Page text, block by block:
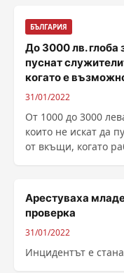
БЪЛГАРИЯ
До 3000 лв. глоба
пуснат
когато е
31/01/2022
От 1000 до 3000
които не искат да
от вкъщи, когато
Арестуваха
проверка
31/01/2022
Инцидентът е